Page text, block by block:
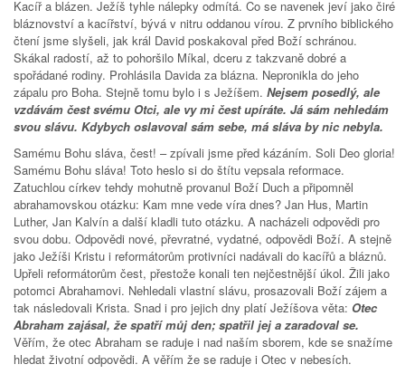
Kacíř a blázen. Ježíš tyhle nálepky odmítá. Co se navenek jeví jako čiré
bláznovství a kacířství, bývá v nitru oddanou vírou. Z prvního biblického
čtení jsme slyšeli, jak král David poskakoval před Boží schránou.
Skákal radostí, až to pohoršilo Míkal, dceru z takzvaně dobré a
spořádané rodiny. Prohlásila Davida za blázna. Nepronikla do jeho
zápalu pro Boha. Stejně tomu bylo i s Ježíšem. Nejsem posedlý, ale
vzdávám čest svému Otci, ale vy mi čest upíráte. Já sám nehledám
svou slávu. Kdybych oslavoval sám sebe, má sláva by nic nebyla.
Samému Bohu sláva, čest! – zpívali jsme před kázáním. Soli Deo gloria!
Samému Bohu sláva! Toto heslo si do štítu vepsala reformace.
Zatuchlou církev tehdy mohutně provanul Boží Duch a připomněl
abrahamovskou otázku: Kam mne vede víra dnes? Jan Hus, Martin
Luther, Jan Kalvín a další kladli tuto otázku. A nacházeli odpovědi pro
svou dobu. Odpovědi nové, převratné, vydatné, odpovědi Boží. A stejně
jako Ježíši Kristu i reformátorům protivníci nadávali do kacířů a bláznů.
Upřeli reformátorům čest, přestože konali ten nejčestnější úkol. Žili jako
potomci Abrahamovi. Nehledali vlastní slávu, prosazovali Boží zájem a
tak následovali Krista. Snad i pro jejich dny platí Ježíšova věta: Otec
Abraham zajásal, že spatří můj den; spatřil jej a zaradoval se.
Věřím, že otec Abraham se raduje i nad naším sborem, kde se snažíme
hledat životní odpovědi. A věřím že se raduje i Otec v nebesích.